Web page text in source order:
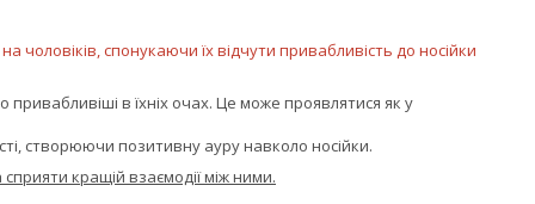
спонукаючи їх відчути привабливість до носійки
в їхніх очах. Це може проявлятися як у
створюючи позитивну ауру навколо носійки.
кращій взаємодії між ними.